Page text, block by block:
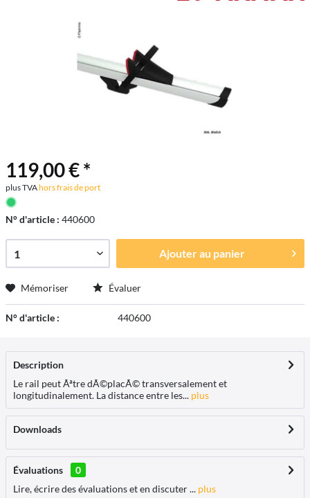
119,00 € *
plus TVAhors frais de port
N° d'article : 440600
Ajouter au panier
Mémoriser Évaluer
N° d'article : 440600
Description
Le rail peut Ãªtre dÃ©placÃ© transversalement et
longitudinalement. La distance entre les... plus
Downloads
Évaluations
0
Lire, écrire des évaluations et en discuter ... plus